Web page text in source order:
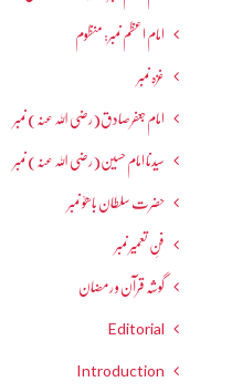
امام اعظم نمبر: منظوم
غزہ نمبر
امام جعفرصادق(رضی اللہ عنہ) نمبر
سیدنا امام حسین(رضی اللہ عنہ) نمبر
حضرت سلطان باھوؒ نمبر
فنِ تعمیر نمبر
گوشہ قرآن و رمضان
Editorial
Introduction